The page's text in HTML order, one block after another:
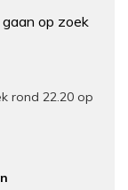
op zoek
rond 22.20 op